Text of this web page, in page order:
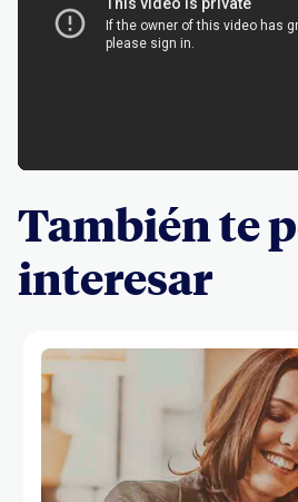
También te
interesar